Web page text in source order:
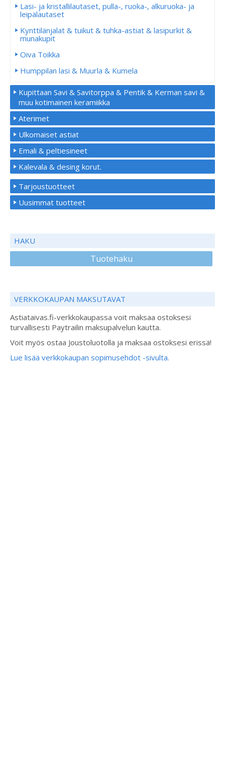
Lasi- ja kristallilautaset, pulla-, ruoka-, alkuruoka- ja
leipälautaset
Kynttilänjalat & tuikut & tuhka-astiat & lasipurkit &
munakupit
Oiva Toikka
Humppilan lasi & Muurla & Kumela
Kupittaan Savi & Savitorppa & Pentik & Kerman savi &
muu kotimainen keramiikka
Aterimet
Ulkomaiset astiat
Emali & peltiesineet
Kalevala & desing korut.
Tarjoustuotteet
Uusimmat tuotteet
HAKU
Tuotehaku
VERKKOKAUPAN MAKSUTAVAT
Astiataivas.fi-verkkokaupassa voit maksaa ostoksesi
turvallisesti Paytrailin maksupalvelun kautta.
Voit myös ostaa Joustoluotolla ja maksaa ostoksesi erissä!
Lue lisää verkkokaupan sopimusehdot -sivulta.